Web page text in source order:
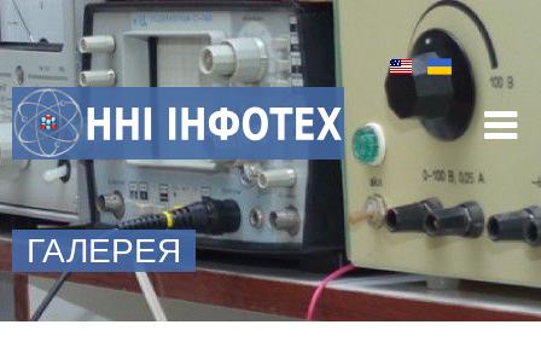
ГАЛЕРЕЯ